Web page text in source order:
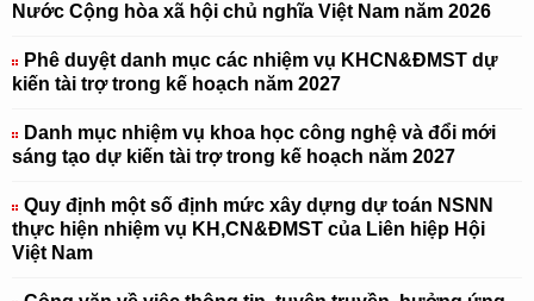
Nước Cộng hòa xã hội chủ nghĩa Việt Nam năm 2026
Phê duyệt danh mục các nhiệm vụ KHCN&ĐMST dự
kiến tài trợ trong kế hoạch năm 2027
Danh mục nhiệm vụ khoa học công nghệ và đổi mới
sáng tạo dự kiến tài trợ trong kế hoạch năm 2027
Quy định một số định mức xây dựng dự toán NSNN
thực hiện nhiệm vụ KH,CN&ĐMST của Liên hiệp Hội
Việt Nam